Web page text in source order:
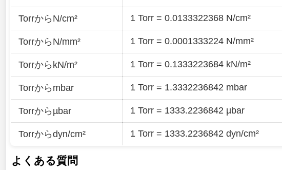
TorrからN/cm² 1 Torr = 0.0133322368 N/cm²
TorrからN/mm² 1 Torr = 0.0001333224 N/mm²
TorrからkN/m² 1 Torr = 0.1333223684 kN/m²
Torrからmbar 1 Torr = 1.3332236842 mbar
Torrからµbar 1 Torr = 1333.2236842 µbar
Torrからdyn/cm² 1 Torr = 1333.2236842 dyn/cm²
よくある質問